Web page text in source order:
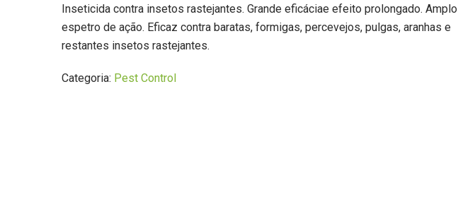
Inseticida contra insetos rastejantes. Grande eficáciae efeito prolongado. Amplo
espetro de ação. Eficaz contra baratas, formigas, percevejos, pulgas, aranhas e
restantes insetos rastejantes.
Categoria: Pest Control